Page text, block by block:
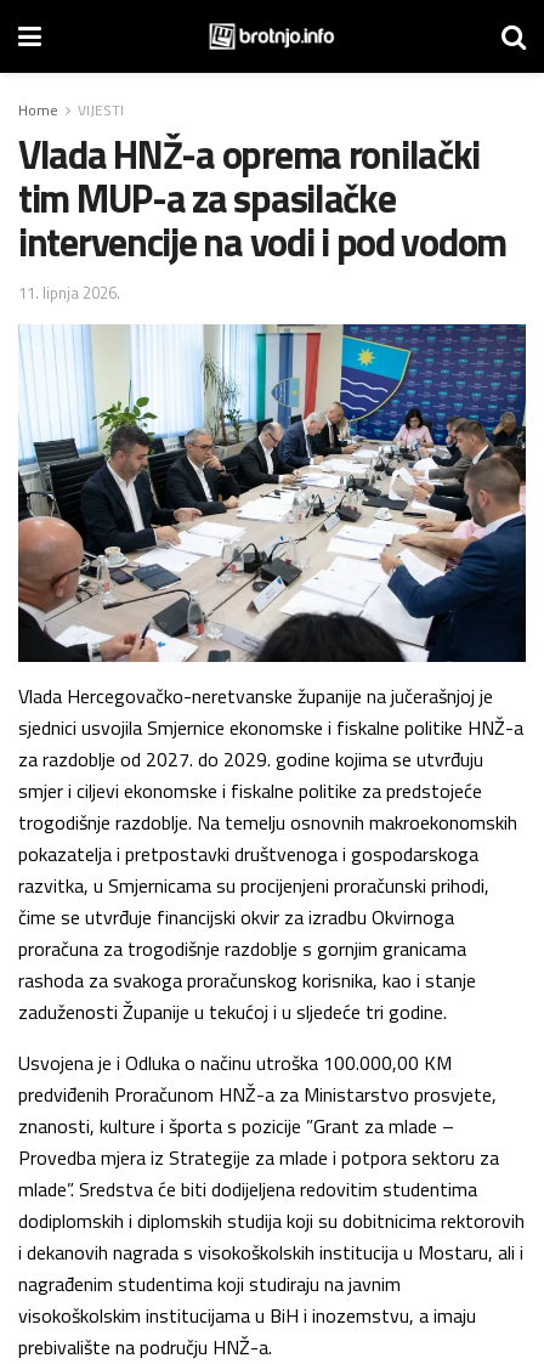
Home VIJESTI
Vlada HNŽ-a oprema ronilački
tim MUP-a za spasilačke
intervencije na vodi i pod vodom
11. lipnja 2026.
Vlada Hercegovačko-neretvanske županije na jučerašnjoj je
sjednici usvojila Smjernice ekonomske i fiskalne politike HNŽ-a
za razdoblje od 2027. do 2029. godine kojima se utvrđuju
smjer i ciljevi ekonomske i fiskalne politike za predstojeće
trogodišnje razdoblje. Na temelju osnovnih makroekonomskih
pokazatelja i pretpostavki društvenoga i gospodarskoga
razvitka, u Smjernicama su procijenjeni proračunski prihodi,
čime se utvrđuje financijski okvir za izradbu Okvirnoga
proračuna za trogodišnje razdoblje s gornjim granicama
rashoda za svakoga proračunskog korisnika, kao i stanje
zaduženosti Županije u tekućoj i u sljedeće tri godine.
Usvojena je i Odluka o načinu utroška 100.000,00 KM
predviđenih Proračunom HNŽ-a za Ministarstvo prosvjete,
znanosti, kulture i športa s pozicije ”Grant za mlade –
Provedba mjera iz Strategije za mlade i potpora sektoru za
mlade”. Sredstva će biti dodijeljena redovitim studentima
dodiplomskih i diplomskih studija koji su dobitnicima rektorovih
i dekanovih nagrada s visokoškolskih institucija u Mostaru, ali i
nagrađenim studentima koji studiraju na javnim
visokoškolskim institucijama u BiH i inozemstvu, a imaju
prebivalište na području HNŽ-a.